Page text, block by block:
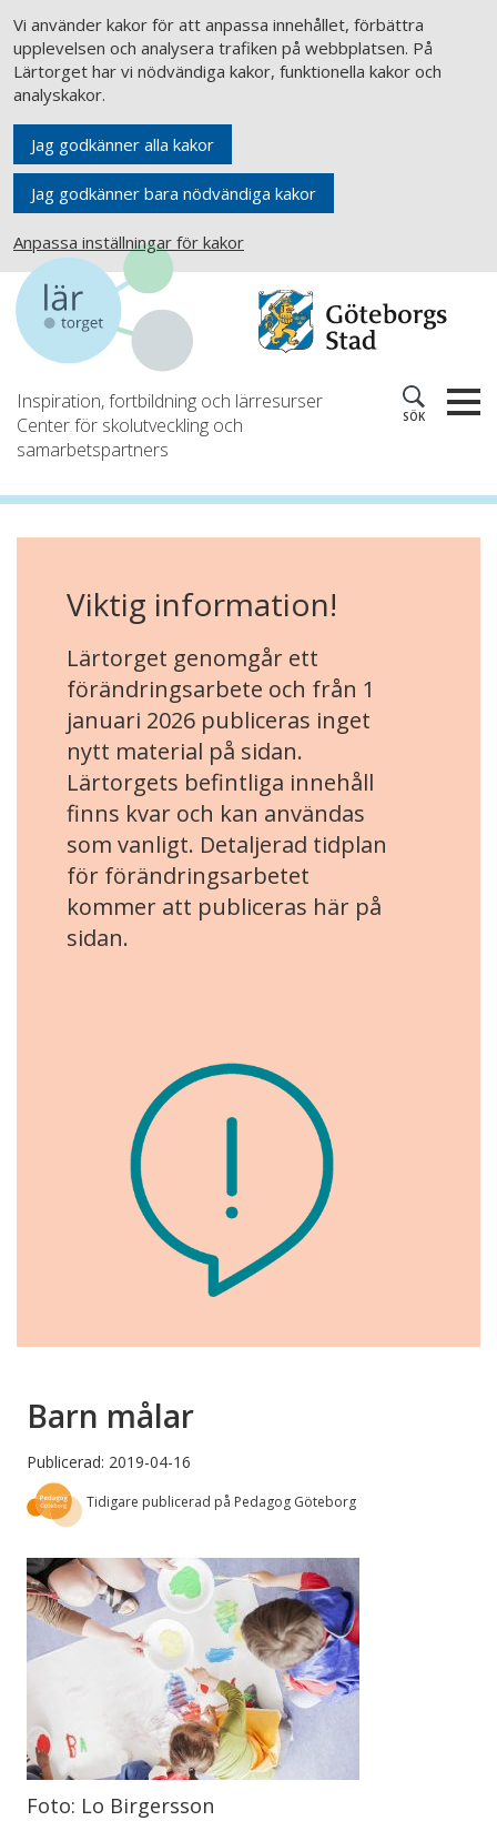
Vi använder kakor för att anpassa innehållet, förbättra
upplevelsen och analysera trafiken på webbplatsen. På
Lärtorget har vi nödvändiga kakor, funktionella kakor och
analyskakor.
Jag godkänner alla kakor
Jag godkänner bara nödvändiga kakor
Anpassa inställningar för kakor
Inspiration, fortbildning och lärresurser
Center för skolutveckling och
samarbetspartners
SÖK
Viktig information!
Lärtorget genomgår ett
förändringsarbete och från 1
januari 2026 publiceras inget
nytt material på sidan.
Lärtorgets befintliga innehåll
finns kvar och kan användas
som vanligt. Detaljerad tidplan
för förändringsarbetet
kommer att publiceras här på
sidan.
Barn målar
Publicerad: 2019-04-16
Tidigare publicerad på Pedagog Göteborg
Foto: Lo Birgersson